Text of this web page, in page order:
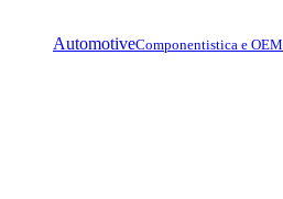
AutomotiveComponentistica e OEM